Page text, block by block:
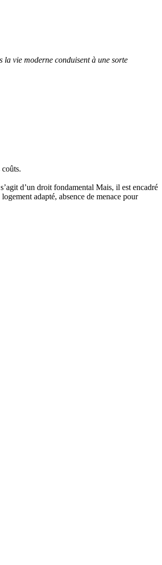
la vie moderne conduisent à une sorte
d’un droit fondamental Mais, il est encadré
adapté, absence de menace pour